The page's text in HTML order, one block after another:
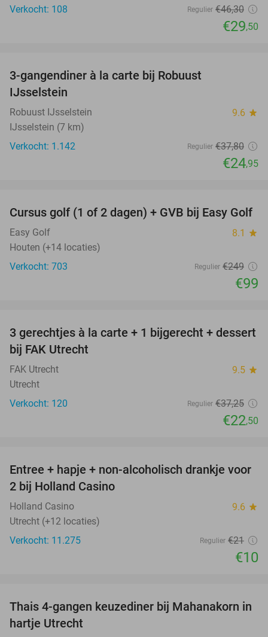
Verkocht: 108 Regulier €46,30
€29,50
3-gangendiner à la carte bij Robuust
IJsselstein
Robuust IJsselstein 9.6 star
IJsselstein (7 km)
Verkocht: 1.142
Regulier €37,80
€24,95
60%
Cursus golf (1 of 2 dagen) + GVB bij Easy Golf
Easy Golf 8.1 star
Houten (+14 locaties)
Verkocht: 703
Regulier €249
€99
40%
3 gerechtjes à la carte + 1 bijgerecht + dessert
bij FAK Utrecht
FAK Utrecht 9.5 star
Utrecht
Verkocht: 120
Regulier €37,25
€22,50
52%
Entree + hapje + non-alcoholisch drankje voor
2 bij Holland Casino
Holland Casino 9.6 star
Utrecht (+12 locaties)
Verkocht: 11.275
Regulier €21
€10
41%
Thais 4-gangen keuzediner bij Mahanakorn in
hartje Utrecht